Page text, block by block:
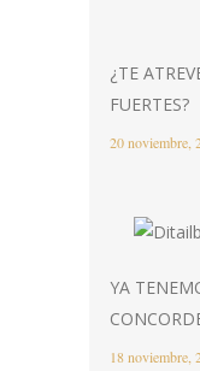
¿TE
FUERTES?
20 noviembre,
YA
18 noviembre,